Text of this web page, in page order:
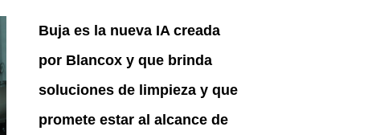
Buja es la nueva IA creada
por Blancox y que brinda
soluciones de limpieza y que
promete estar al alcance de